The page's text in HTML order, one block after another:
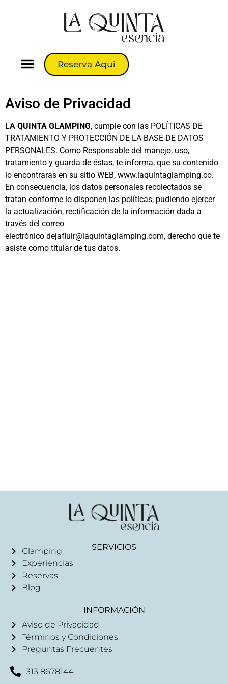
Reserva Aqui
Aviso de Privacidad
LA QUINTA GLAMPING, cumple con las POLÍTICAS DE
TRATAMIENTO Y PROTECCIÓN DE LA BASE DE DATOS
PERSONALES. Como Responsable del manejo, uso,
tratamiento y guarda de éstas, te informa, que su contenido
lo encontraras en su sitio WEB, www.laquintaglamping.co.
En consecuencia, los datos personales recolectados se
tratan conforme lo disponen las políticas, pudiendo ejercer
la actualización, rectificación de la información dada a
través del correo
electrónico dejafluir@laquintaglamping.com, derecho que te
asiste como titular de tus datos.
SERVICIOS
Glamping
Experiencias
Reservas
Blog
INFORMACIÓN
Aviso de Privacidad
Términos y Condiciones
Preguntas Frecuentes
313 8678144